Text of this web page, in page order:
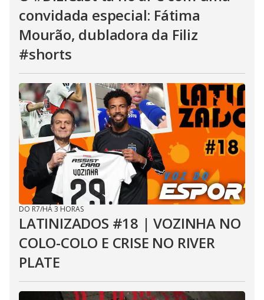
convidada especial: Fátima
Mourão, dubladora da Filiz
#shorts
DO R7/HÁ 3 HORAS
LATINIZADOS #18 | VOZINHA NO
COLO-COLO E CRISE NO RIVER
PLATE